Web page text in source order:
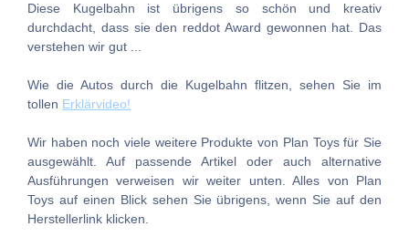
Diese Kugelbahn ist übrigens so schön und kreativ
durchdacht, dass sie den reddot Award gewonnen hat. Das
verstehen wir gut ...
Wie die Autos durch die Kugelbahn flitzen, sehen Sie im
tollen Erklärvideo!
Wir haben noch viele weitere Produkte von Plan Toys für Sie
ausgewählt. Auf passende Artikel oder auch alternative
Ausführungen verweisen wir weiter unten. Alles von Plan
Toys auf einen Blick sehen Sie übrigens, wenn Sie auf den
Herstellerlink klicken.